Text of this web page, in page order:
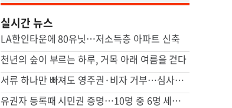
실시간 뉴스
LA한인타운에 80유닛…저소득층 아파트 신축
천년의 숲이 부르는 하루, 거목 아래 여름을 걷다
서류 하나만 빠져도 영주권·비자 거부…심사관 재량권 대폭 확대
유권자 등록때 시민권 증명…10명 중 6명 세이브안 찬성